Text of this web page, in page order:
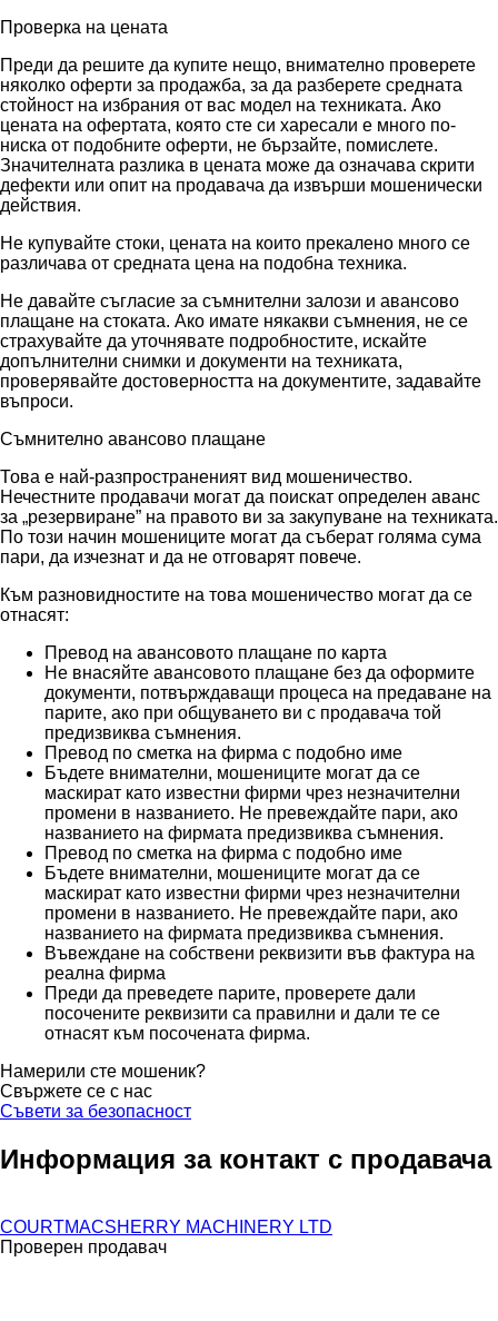
Проверка на цената
Преди да решите да купите нещо, внимателно проверете
няколко оферти за продажба, за да разберете средната
стойност на избрания от вас модел на техниката. Ако
цената на офертата, която сте си харесали е много по-
ниска от подобните оферти, не бързайте, помислете.
Значителната разлика в цената може да означава скрити
дефекти или опит на продавача да извърши мошенически
действия.
Не купувайте стоки, цената на които прекалено много се
различава от средната цена на подобна техника.
Не давайте съгласие за съмнителни залози и авансово
плащане на стоката. Ако имате някакви съмнения, не се
страхувайте да уточнявате подробностите, искайте
допълнителни снимки и документи на техниката,
проверявайте достоверността на документите, задавайте
въпроси.
Съмнително авансово плащане
Това е най-разпространеният вид мошеничество.
Нечестните продавачи могат да поискат определен аванс
за „резервиране” на правото ви за закупуване на техниката.
По този начин мошениците могат да съберат голяма сума
пари, да изчезнат и да не отговарят повече.
Към разновидностите на това мошеничество могат да се
отнасят:
Превод на авансовото плащане по карта
Не внасяйте авансовото плащане без да оформите
документи, потвърждаващи процеса на предаване на
парите, ако при общуването ви с продавача той
предизвиква съмнения.
Превод по сметка на фирма с подобно име
Бъдете внимателни, мошениците могат да се
маскират като известни фирми чрез незначителни
промени в названието. Не превеждайте пари, ако
названието на фирмата предизвиква съмнения.
Превод по сметка на фирма с подобно име
Бъдете внимателни, мошениците могат да се
маскират като известни фирми чрез незначителни
промени в названието. Не превеждайте пари, ако
названието на фирмата предизвиква съмнения.
Въвеждане на собствени реквизити във фактура на
реална фирма
Преди да преведете парите, проверете дали
посочените реквизити са правилни и дали те се
отнасят към посочената фирма.
Намерили сте мошеник?
Свържете се с нас
Съвети за безопасност
Информация за контакт с продавача
COURTMACSHERRY MACHINERY LTD
Проверен продавач